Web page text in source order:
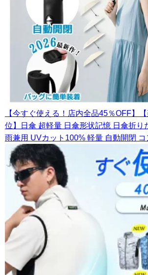
【今すぐ使える！店内全品45％OFF】
位】日傘 超軽量 日傘形状記憶 日傘折り
雨兼用 UVカット100% 軽量 自動開閉 コ